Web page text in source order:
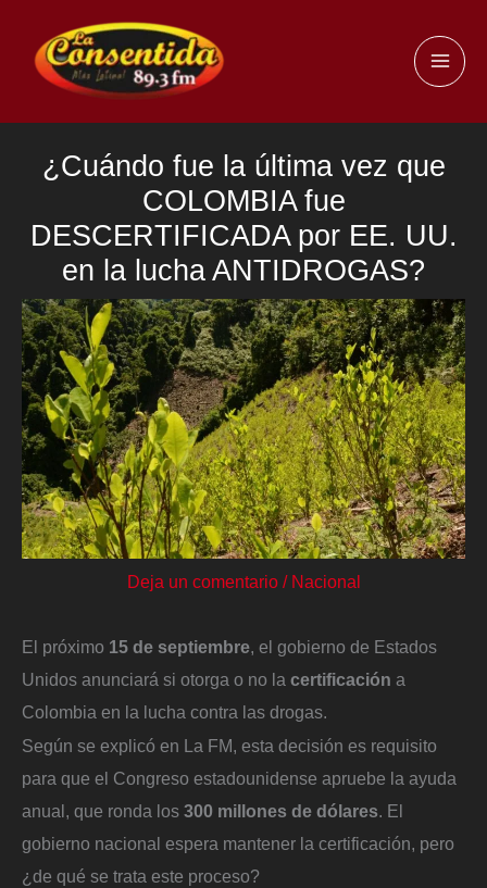
contenido
¿Cuándo fue la última vez que
COLOMBIA fue
DESCERTIFICADA por EE. UU.
en la lucha ANTIDROGAS?
Deja un comentario / Nacional
El próximo 15 de septiembre, el gobierno de Estados
Unidos anunciará si otorga o no la certificación a
Colombia en la lucha contra las drogas.
Según se explicó en La FM, esta decisión es requisito
para que el Congreso estadounidense apruebe la ayuda
anual, que ronda los 300 millones de dólares. El
gobierno nacional espera mantener la certificación, pero
¿de qué se trata este proceso?